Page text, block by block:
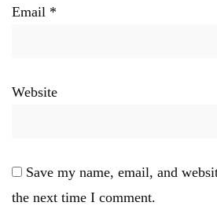
Email *
Website
Save my name, email, and
the next time I comment.